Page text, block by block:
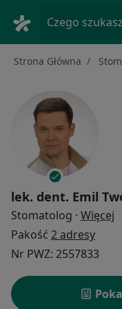
Czego
Strona Główna
lek. dent. Emil
Stomatolog · Więcej
Pakość 2 adresy
Nr PWZ: 2557833